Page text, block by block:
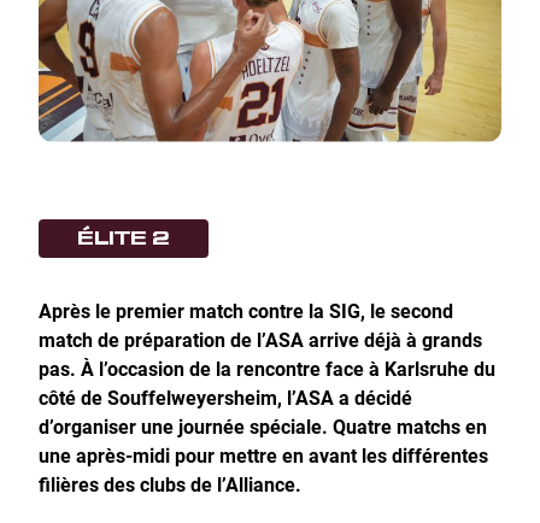
ÉLITE 2
Après le premier match contre la SIG, le second
match de préparation de l’ASA arrive déjà à grands
pas. À l’occasion de la rencontre face à Karlsruhe du
côté de Souffelweyersheim, l’ASA a décidé
d’organiser une journée spéciale. Quatre matchs en
une après-midi pour mettre en avant les différentes
filières des clubs de l’Alliance.